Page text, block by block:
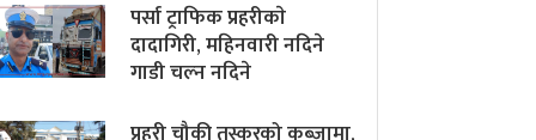
पर्सा ट्राफिक प्रहरीकाे
दादागिरी, महिनवारी नदिने
गाडी चल्न नदिने